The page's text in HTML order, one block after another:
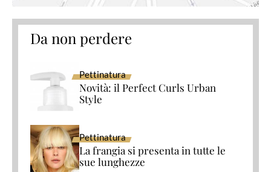
Da non perdere
Pettinatura
Novità: il Perfect Curls Urban
Style
Pettinatura
La frangia si presenta in tutte le
sue lunghezze